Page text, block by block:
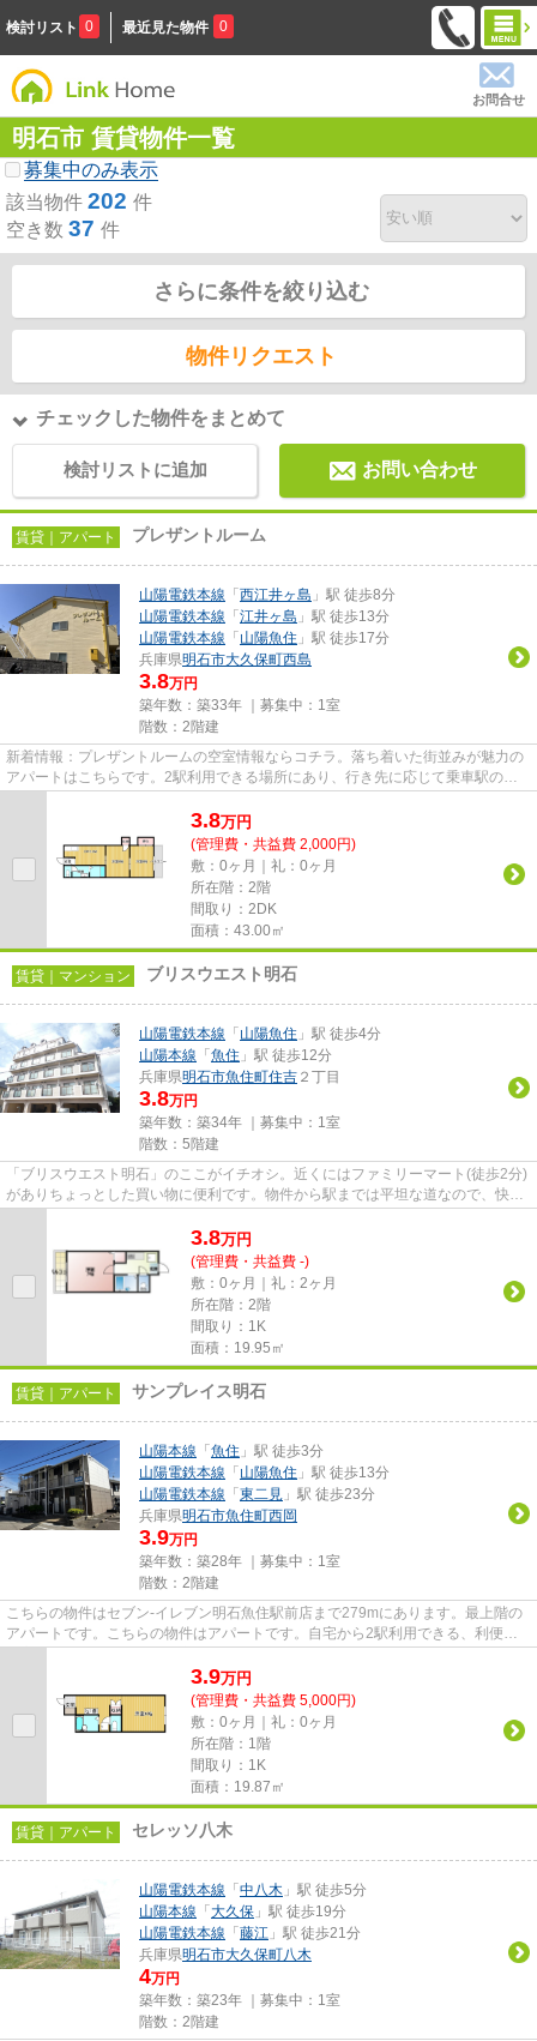
検討リスト 0 最近見た物件 0
お問合せ
明石市 賃貸物件一覧
募集中のみ表示
該当物件 202 件
空き数 37 件
さらに条件を絞り込む
物件リクエスト
チェックした物件をまとめて
検討リストに追加 お問い合わせ
賃貸｜アパート プレザントルーム
山陽電鉄本線 「 西江井ヶ島 」駅 徒歩8分
山陽電鉄本線 「 江井ヶ島 」駅 徒歩13分
山陽電鉄本線 「 山陽魚住 」駅 徒歩17分
兵庫県明石市大久保町西島
3.8万円
築年数：築33年 ｜募集中： 1室
階数：2階建
新着情報：プレザントルームの空室情報ならコチラ。落ち着いた街並みが魅力の
アパートはこちらです。2駅利用できる場所にあり、行き先に応じて乗車駅の使
3.8万円
(管理費・共益費 2,000円)
敷：0ヶ月｜礼：0ヶ月
所在階：2階
間取り：2DK
面積：43.00㎡
賃貸｜マンション ブリスウエスト明石
山陽電鉄本線 「 山陽魚住 」駅 徒歩4分
山陽本線 「 魚住 」駅 徒歩12分
兵庫県明石市魚住町住吉 ２丁目
3.8万円
築年数：築34年 ｜募集中： 1室
階数：5階建
「ブリスウエスト明石」のここがイチオシ。近くにはファミリーマート(徒歩2分)
がありちょっとした買い物に便利です。物件から駅までは平坦な道なので、快適
3.8万円
(管理費・共益費 -)
敷：0ヶ月｜礼：2ヶ月
所在階：2階
間取り：1K
面積：19.95㎡
賃貸｜アパート サンプレイス明石
山陽本線 「 魚住 」駅 徒歩3分
山陽電鉄本線 「 山陽魚住 」駅 徒歩13分
山陽電鉄本線 「 東二見 」駅 徒歩23分
兵庫県明石市魚住町西岡
3.9万円
築年数：築28年 ｜募集中： 1室
階数：2階建
こちらの物件はセブン-イレブン明石魚住駅前店まで279mにあります。最上階の
アパートです。こちらの物件はアパートです。自宅から2駅利用できる、利便性
3.9万円
(管理費・共益費 5,000円)
敷：0ヶ月｜礼：0ヶ月
所在階：1階
間取り：1K
面積：19.87㎡
賃貸｜アパート セレッソ八木
山陽電鉄本線 「 中八木 」駅 徒歩5分
山陽本線 「 大久保 」駅 徒歩19分
山陽電鉄本線 「 藤江 」駅 徒歩21分
兵庫県明石市大久保町八木
4万円
築年数：築23年 ｜募集中： 1室
階数：2階建